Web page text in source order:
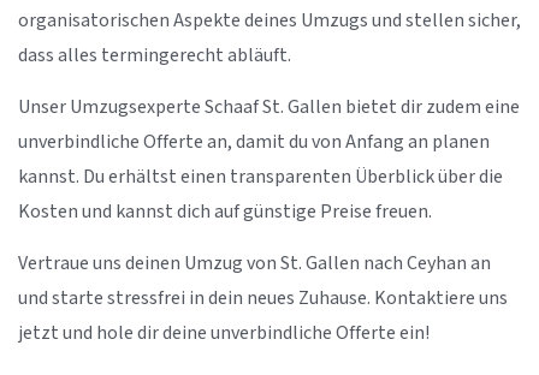
organisatorischen Aspekte deines Umzugs und stellen sicher,
dass alles termingerecht abläuft.
Unser Umzugsexperte Schaaf St. Gallen bietet dir zudem eine
unverbindliche Offerte an, damit du von Anfang an planen
kannst. Du erhältst einen transparenten Überblick über die
Kosten und kannst dich auf günstige Preise freuen.
Vertraue uns deinen Umzug von St. Gallen nach Ceyhan an
und starte stressfrei in dein neues Zuhause. Kontaktiere uns
jetzt und hole dir deine unverbindliche Offerte ein!